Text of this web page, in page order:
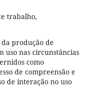
trabalho,
produção de
uso nas circunstâncias
como
de compreensão e
de interação no uso